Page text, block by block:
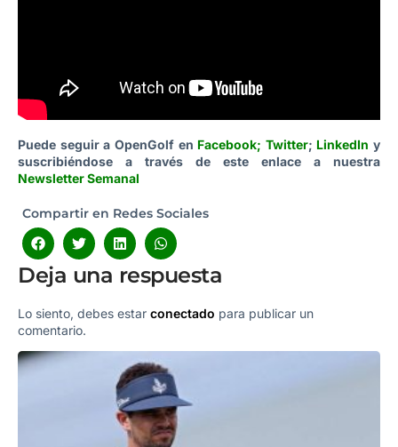
Puede seguir a OpenGolf en Facebook; Twitter; LinkedIn y
suscribiéndose a través de este enlace a nuestra
Newsletter Semanal
Compartir en Redes Sociales
Deja una respuesta
Lo siento, debes estar conectado para publicar un
comentario.